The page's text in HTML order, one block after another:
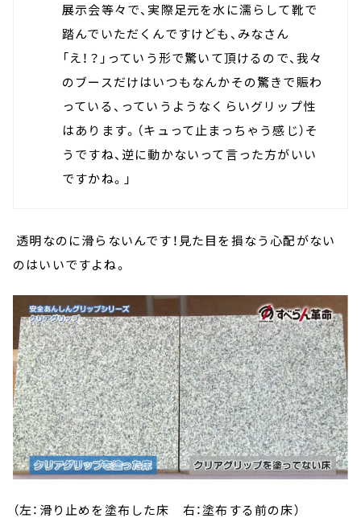
展示会等々で、実際足元を水に濡らして靴で
踏んでいただくんですけども、みなさん
「え！？」っていう形で驚いて頂けるので、我々
のブースだけはいつもなんかその驚きで賑わ
っている、っていうようなくらいグリップ性
はあります。（キュって止まっちゃう感じ）そ
うですね、逆に動かないって言った方がいい
ですかね。」
透明なのに滑らないんです！見た目を損なう心配がない
のはいいですよね。
（左：滑り止めを塗布した床 右：塗布する前の床）